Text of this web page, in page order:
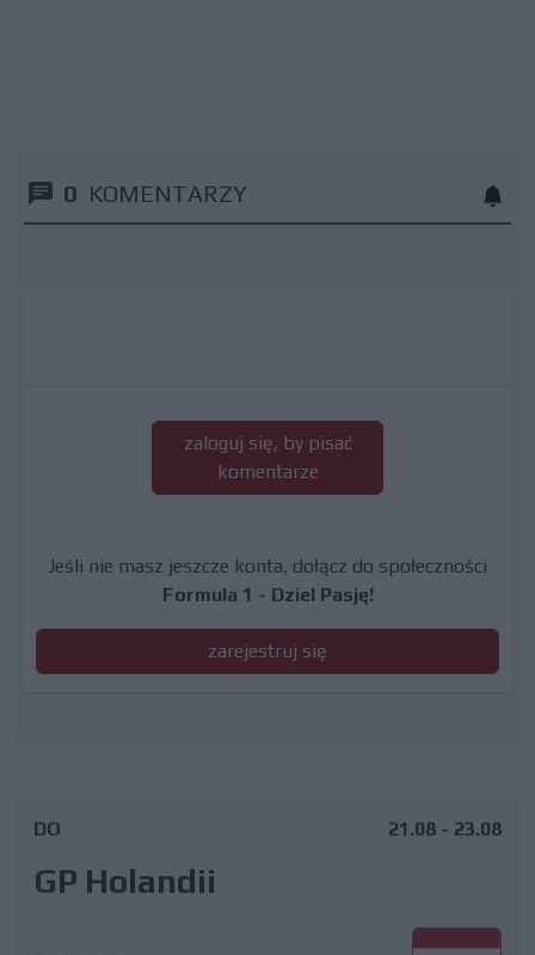
0 KOMENTARZY
zaloguj się, by pisać
komentarze
Jeśli nie masz jeszcze konta, dołącz do społeczności
Formula 1 - Dziel Pasję!
zarejestruj się
DO
GP Holandii
21.08 - 23.08